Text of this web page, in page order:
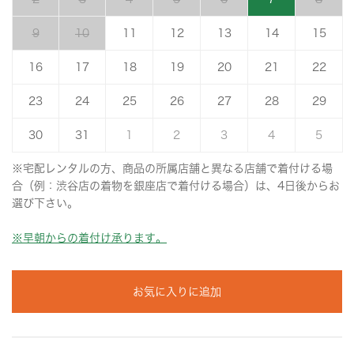
9 10 12 13 14 15
16 17 18 19 20 21 22
23 24 25 26 27 28 29
30 31 2 3 4 5
※宅配レンタルの方、商品の所属店舗と異なる店舗で着付ける場
合（例：渋谷店の着物を銀座店で着付ける場合）は、4日後からお
選び下さい。
※早朝からの着付け承ります。
お気に入りに追加